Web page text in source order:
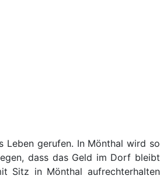
Leben gerufen. In Mönthal wird so
dass das Geld im Dorf bleibt
Sitz in Mönthal aufrechterhalten